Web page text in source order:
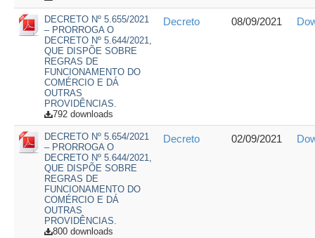
DECRETO Nº 5.655/2021
– PRORROGA O
DECRETO Nº 5.644/2021,
QUE DISPÕE SOBRE
REGRAS DE
FUNCIONAMENTO DO
COMÉRCIO E DÁ
OUTRAS
PROVIDÊNCIAS.
792 downloads
Decreto 08/09/2021
DECRETO Nº 5.654/2021
– PRORROGA O
DECRETO Nº 5.644/2021,
QUE DISPÕE SOBRE
REGRAS DE
FUNCIONAMENTO DO
COMÉRCIO E DÁ
OUTRAS
PROVIDÊNCIAS.
800 downloads
Decreto 02/09/2021